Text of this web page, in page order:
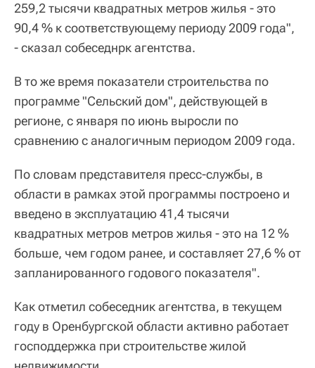
259,2 тысячи квадратных метров жилья - это
90,4 % к соответствующему периоду 2009 года",
- сказал собеседнрк агентства.
В то же время показатели строительства по
программе "Сельский дом", действующей в
регионе, с января по июнь выросли по
сравнению с аналогичным периодом 2009 года.
По словам представителя пресс-службы, в
области в рамках этой программы построено и
введено в эксплуатацию 41,4 тысячи
квадратных метров метров жилья - это на 12 %
больше, чем годом ранее, и составляет 27,6 % от
запланированного годового показателя".
Как отметил собеседник агентства, в текущем
году в Оренбургской области активно работает
господдержка при строительстве жилой